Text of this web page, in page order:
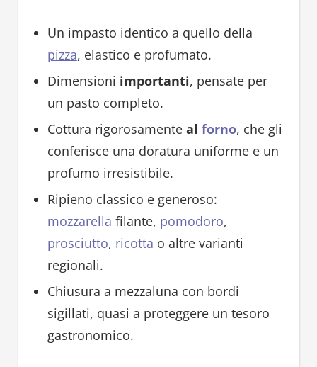
Un impasto identico a quello della
pizza, elastico e profumato.
Dimensioni importanti, pensate per
un pasto completo.
Cottura rigorosamente al forno, che gli
conferisce una doratura uniforme e un
profumo irresistibile.
Ripieno classico e generoso:
mozzarella filante, pomodoro,
prosciutto, ricotta o altre varianti
regionali.
Chiusura a mezzaluna con bordi
sigillati, quasi a proteggere un tesoro
gastronomico.